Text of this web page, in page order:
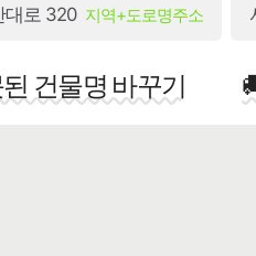
대로 320 지역+도로명주소
건물명 바꾸기